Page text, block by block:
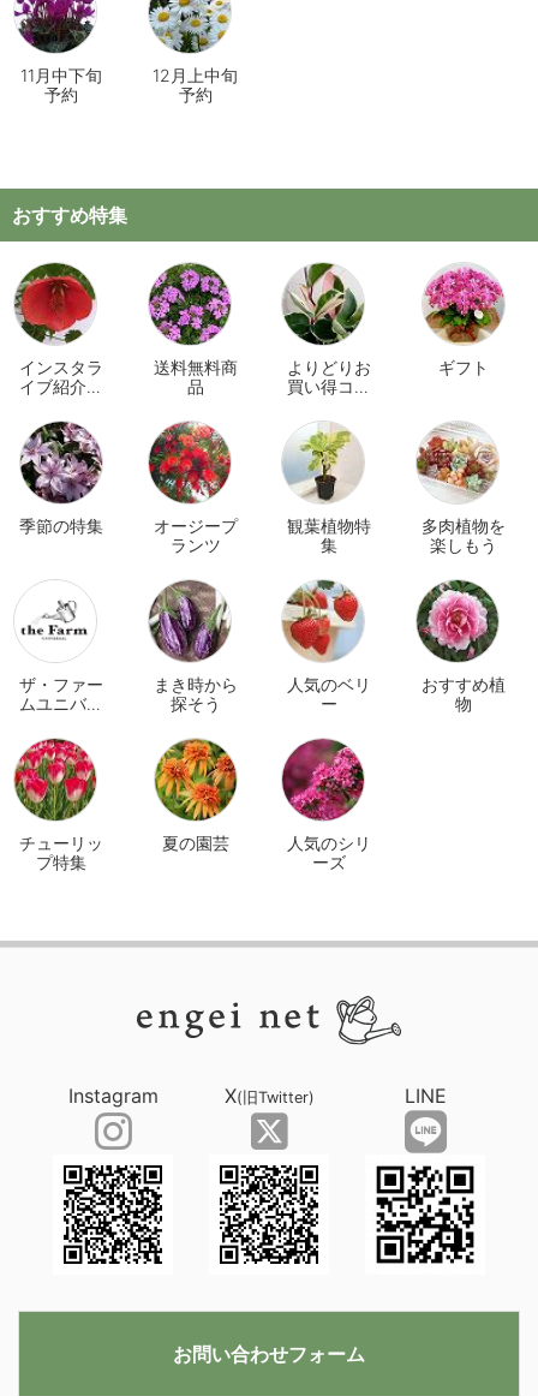
11月中下旬
予約
12月上中旬
予約
おすすめ特集
インスタラ
イブ紹介商
送料無料商
品
よりどりお
買い得コー
ギフト
季節の特集
オージープ
ランツ
観葉植物特
集
多肉植物を
楽しもう
ザ・ファー
ムユニバー
イン
まき時から
探そう
人気のベリ
ー
おすすめ植
物
チューリッ
プ特集
夏の園芸
人気のシリ
ーズ
Instagram X(旧Twitter) LINE
お問い合わせフォーム